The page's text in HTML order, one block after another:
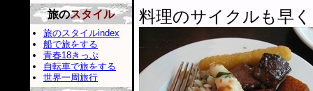
料理のサイクルも早
旅のスタイル
旅のスタイルindex
船で旅をする
青春18きっぷ
自転車で旅をする
世界一周旅行